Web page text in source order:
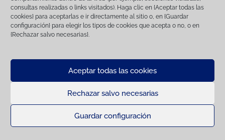
consultas realizadas o links visitados). Haga clic en {Aceptar todas las
cookies} para aceptarlas e ir directamente al sitio o, en {Guardar
configuración} para elegir los tipos de cookies que acepta o no, o en
{Rechazar salvo necesarias}.
Aceptar todas las cookies
Rechazar salvo necesarias
Guardar configuración
En los cólicos leves tratados de forma temprana, la
evolución suele ser excelente. Incluso muchos
caballos operados pueden volver a desarrollar una
recuperación.
Sin embargo, existen situaciones especialmente graves
en las que el daño intestinal resulta irreversible o
aparecen complicaciones posteriores que limitan las
posibilidades de supervivencia. Por ese motivo, actuar
con rapidez sigue siendo el factor que más puede